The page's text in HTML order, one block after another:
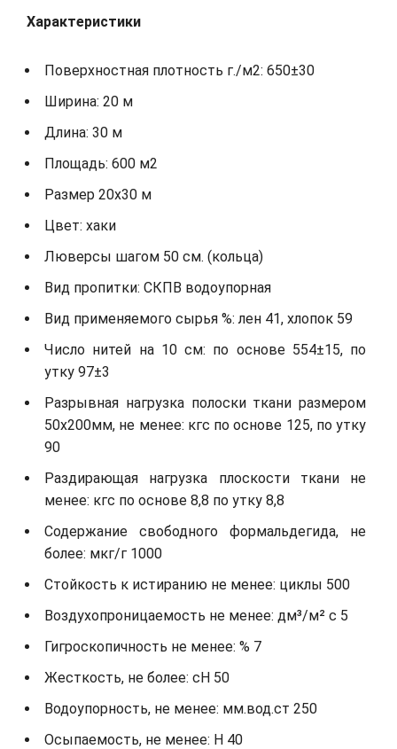
Характеристики
Поверхностная плотность г./м2: 650±30
Ширина: 20 м
Длина: 30 м
Площадь: 600 м2
Размер 20x30 м
Цвет: хаки
Люверсы шагом 50 см. (кольца)
Вид пропитки: СКПВ водоупорная
Вид применяемого сырья %: лен 41, хлопок 59
Число нитей на 10 см: по основе 554±15, по
утку 97±3
Разрывная нагрузка полоски ткани размером
50х200мм, не менее: кгс по основе 125, по утку
90
Раздирающая нагрузка плоскости ткани не
менее: кгс по основе 8,8 по утку 8,8
Содержание свободного формальдегида, не
более: мкг/г 1000
Стойкость к истиранию не менее: циклы 500
Воздухопроницаемость не менее: дм³/м² с 5
Гигроскопичность не менее: % 7
Жесткость, не более: cH 50
Водоупорность, не менее: мм.вод.ст 250
Осыпаемость, не менее: H 40